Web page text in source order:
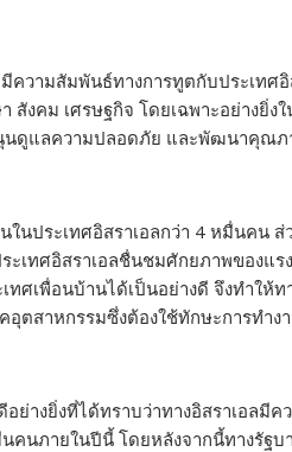
ความสัมพันธ์ทางการทูตกับประเทศ
สังคม เศรษฐกิจ โดยเฉพาะอย่างยิ่
นดูแลความปลอดภัย และพัฒนาคุณภ
ในประเทศอิสราเอลกว่า 4 หมื่นคน
ะเทศอิสราเอลชื่นชมศักยภาพของแ
ศเพื่อนบ้านได้เป็นอย่างดี จึงทำให้
อุตสาหกรรมซึ่งต้องใช้ทักษะการทำง
ย่างยิ่งที่ได้ทราบว่าทางอิสราเอลมี
นภายในปีนี้ โดยหลังจากนี้ทางรัฐบ